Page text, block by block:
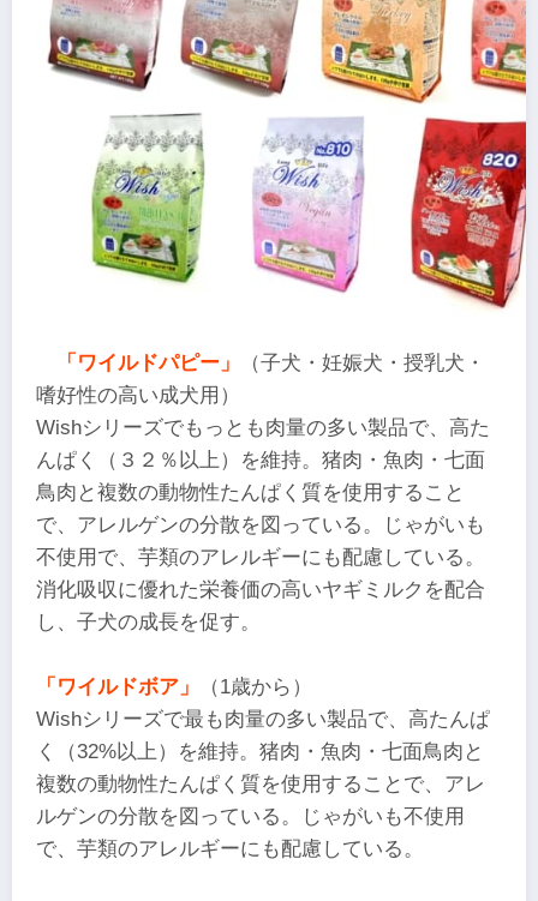
「ワイルドパピー」
（子犬・妊娠犬・授乳犬・
嗜好性の高い成犬用）
Wishシリーズでもっとも肉量の多い製品で、高た
んぱく（３２％以上）を維持。猪肉・魚肉・七面
鳥肉と複数の動物性たんぱく質を使用すること
で、アレルゲンの分散を図っている。じゃがいも
不使用で、芋類のアレルギーにも配慮している。
消化吸収に優れた栄養価の高いヤギミルクを配合
し、子犬の成長を促す。
「ワイルドボア」
（1歳から）
Wishシリーズで最も肉量の多い製品で、高たんぱ
く（32%以上）を維持。猪肉・魚肉・七面鳥肉と
複数の動物性たんぱく質を使用することで、アレ
ルゲンの分散を図っている。じゃがいも不使用
で、芋類のアレルギーにも配慮している。